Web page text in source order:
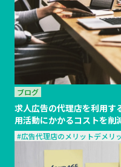
ブログ
求人広告の代理店を利用す
用活動にかかるコストを削
#広告代理店のメリットデメリ